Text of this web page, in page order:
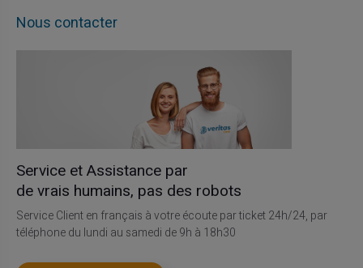
Nous contacter
Service et Assistance par
de vrais humains, pas des robots
Service Client en français à votre écoute par ticket 24h/24, par
téléphone du lundi au samedi de 9h à 18h30